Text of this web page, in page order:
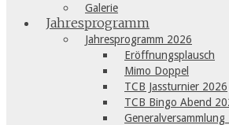
Galerie
Jahresprogramm
Jahresprogramm 2026
Eröffnungsplausch
Mimo Doppel
TCB Jassturnier 2026
TCB Bingo Abend
Generalversammlung